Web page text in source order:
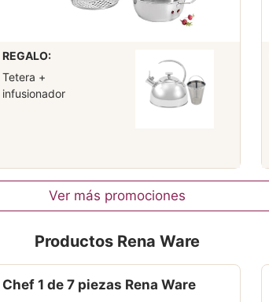
REGALO:
Tetera +
infusionador
Ver más promociones
Productos Rena Ware
Chef 1 de 7 piezas Rena Ware